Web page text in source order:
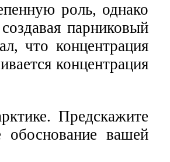
роль, однако
парниковый
что концентрация
концентрация
Предскажите
обоснование вашей